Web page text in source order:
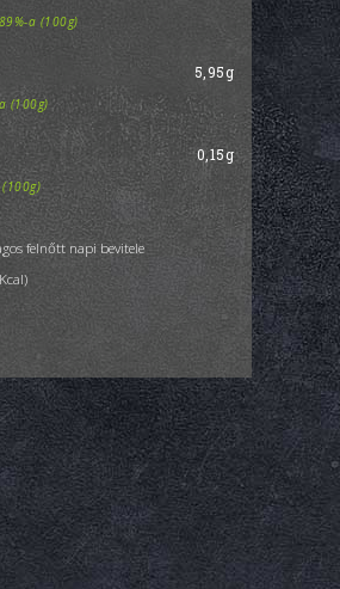
a (100g)
5,95g
(100g)
0,15g
felnőtt napi bevitele